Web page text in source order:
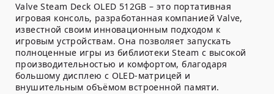
Valve Steam Deck OLED 512GB – это портативная
игровая консоль, разработанная компанией Valve,
известной своим инновационным подходом к
игровым устройствам. Она позволяет запускать
полноценные игры из библиотеки Steam с высокой
производительностью и комфортом, благодаря
большому дисплею с OLED-матрицей и
внушительным объёмом встроенной памяти.